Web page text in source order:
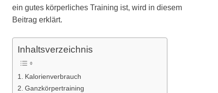
ein gutes körperliches Training ist, wird in diesem
Beitrag erklärt.
Inhaltsverzeichnis
Kalorienverbrauch
Ganzkörpertraining